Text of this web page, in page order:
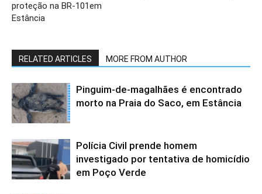
proteção na BR-101em
Estância
RELATED ARTICLES MORE FROM AUTHOR
Pinguim-de-magalhães é encontrado
morto na Praia do Saco, em Estância
Polícia Civil prende homem
investigado por tentativa de homicídio
em Poço Verde